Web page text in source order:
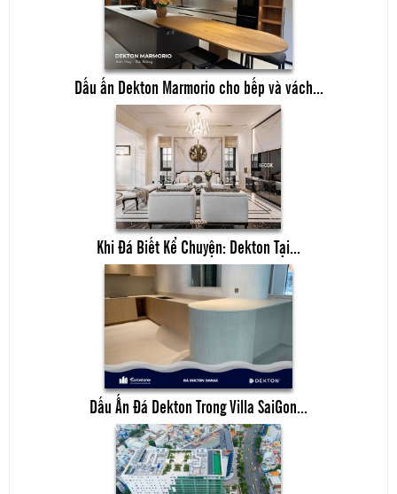
Dấu ấn Dekton Marmorio cho bếp và vách...
Khi Đá Biết Kể Chuyện: Dekton Tại...
Dấu Ấn Đá Dekton Trong Villa SaiGon...